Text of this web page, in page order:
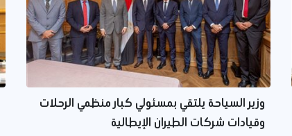
وزير السياحة يلتقي بمسئولي كبار منظمي الرحلات
وقيادات شركات الطيران الإيطالية